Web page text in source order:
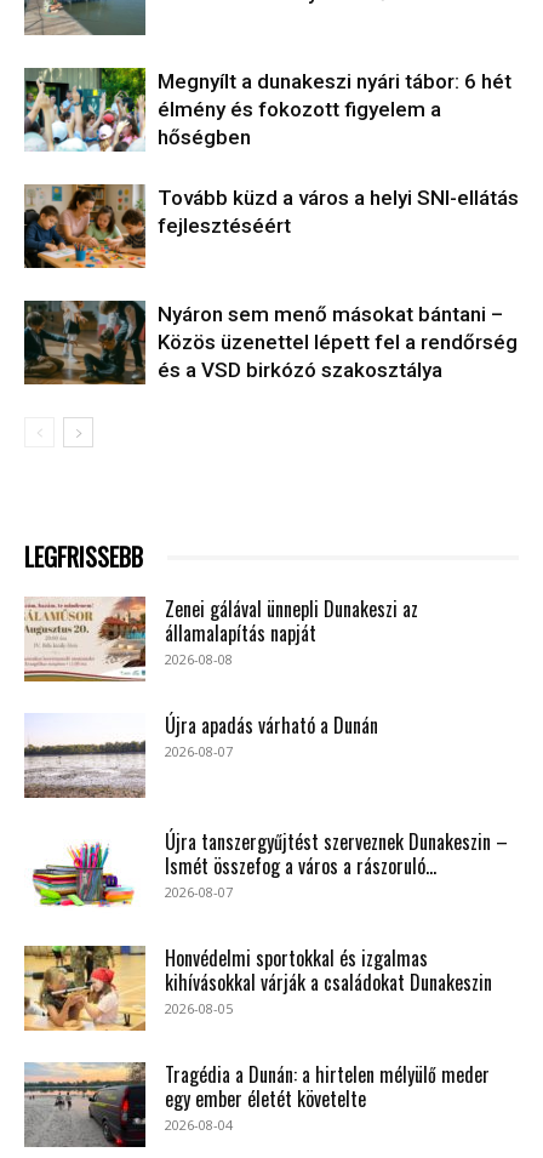
Megnyílt a dunakeszi nyári tábor: 6 hét
élmény és fokozott figyelem a
hőségben
Tovább küzd a város a helyi SNI-ellátás
fejlesztéséért
Nyáron sem menő másokat bántani –
Közös üzenettel lépett fel a rendőrség
és a VSD birkózó szakosztálya
LEGFRISSEBB
Zenei gálával ünnepli Dunakeszi az
államalapítás napját
2026-08-08
Újra apadás várható a Dunán
2026-08-07
Újra tanszergyűjtést szerveznek Dunakeszin –
Ismét összefog a város a rászoruló...
2026-08-07
Honvédelmi sportokkal és izgalmas
kihívásokkal várják a családokat Dunakeszin
2026-08-05
Tragédia a Dunán: a hirtelen mélyülő meder
egy ember életét követelte
2026-08-04